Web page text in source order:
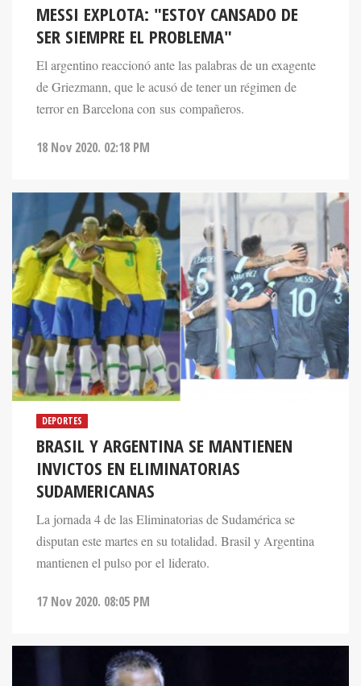
MESSI EXPLOTA: "ESTOY CANSADO DE
SER SIEMPRE EL PROBLEMA"
El argentino reaccionó ante las palabras de un exagente
de Griezmann, que le acusó de tener un régimen de
terror en Barcelona con sus compañeros.
18 Nov 2020. 02:18 PM
DEPORTES
BRASIL Y ARGENTINA SE MANTIENEN
INVICTOS EN ELIMINATORIAS
SUDAMERICANAS
La jornada 4 de las Eliminatorias de Sudamérica se
disputan este martes en su totalidad. Brasil y Argentina
mantienen el pulso por el liderato.
17 Nov 2020. 08:05 PM